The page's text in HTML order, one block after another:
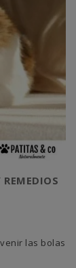
las bolas